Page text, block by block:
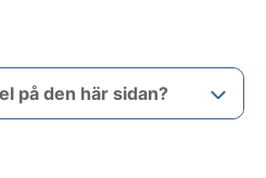
på den här sidan?